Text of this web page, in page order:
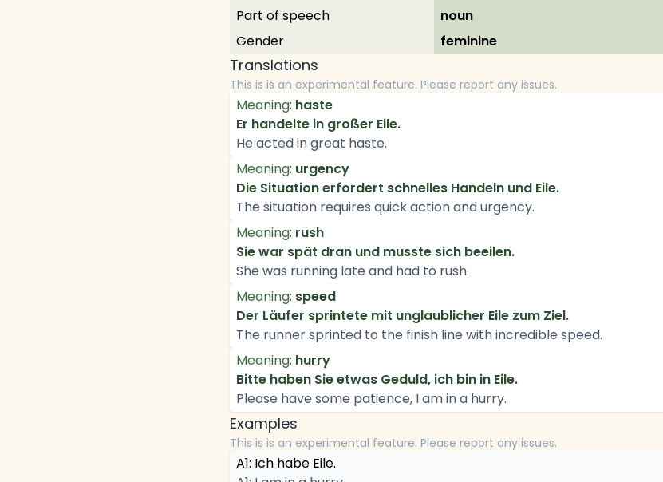
Part of speech
noun
Gender
feminine
Translations
This is is an experimental feature. Please report any issues.
Meaning: haste
Er handelte in großer Eile.
He acted in great haste.
Meaning: urgency
Die Situation erfordert schnelles Handeln und Eile.
The situation requires quick action and urgency.
Meaning: rush
Sie war spät dran und musste sich beeilen.
She was running late and had to rush.
Meaning: speed
Der Läufer sprintete mit unglaublicher Eile zum Ziel.
The runner sprinted to the finish line with incredible speed.
Meaning: hurry
Bitte haben Sie etwas Geduld, ich bin in Eile.
Please have some patience, I am in a hurry.
Examples
This is is an experimental feature. Please report any issues.
A1: Ich habe Eile.